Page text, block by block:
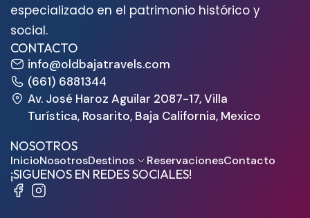
especializado en el patrimonio histórico y
social.
CONTACTO
info@oldbajatravels.com
(661) 6881344
Av. José Haroz Aguilar 2087-17, Villa
Turística, Rosarito, Baja California, Mexico
NOSOTROS
InicioNosotrosDestinos ReservacionesContacto
¡SIGUENOS EN REDES SOCIALES!